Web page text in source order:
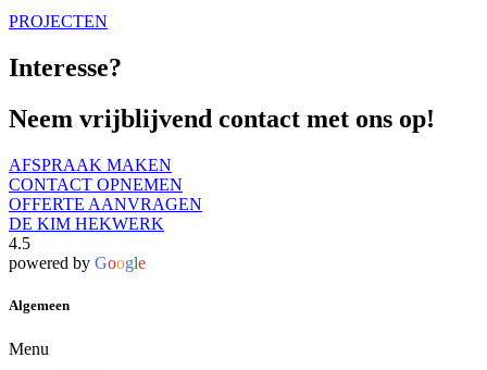
PROJECTEN
Interesse?
Neem vrijblijvend contact met ons op!
AFSPRAAK MAKEN
CONTACT OPNEMEN
OFFERTE AANVRAGEN
DE KIM HEKWERK
4.5
powered by Google
Algemeen
Menu